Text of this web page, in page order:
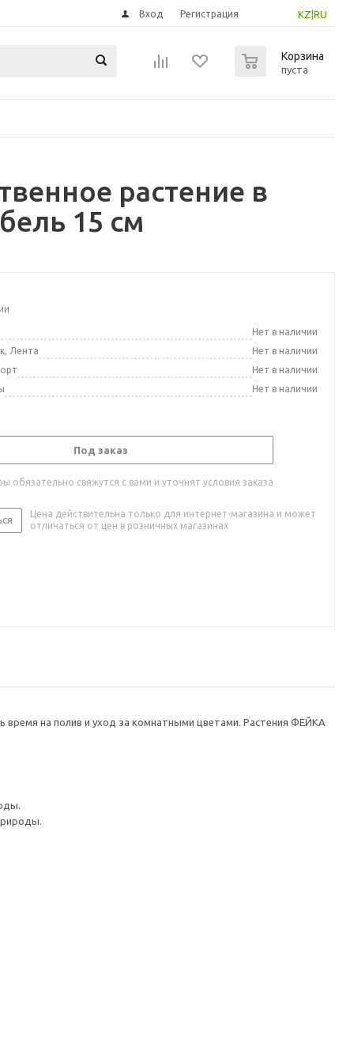
KZ RU
Вход Регистрация
Корзина
пуста
растение в
15 см
Нет в наличии
Лента
Нет в наличии
Нет в наличии
Нет в наличии
Под заказ
обязательно свяжутся с вами и уточнят условия заказа
Цена действительна только для интернет-магазина и может
отличаться от цен в розничных магазинах
время на полив и уход за комнатными цветами. Растения ФЕЙКА